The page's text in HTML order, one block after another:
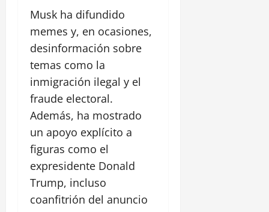
Musk ha difundido
memes y, en ocasiones,
desinformación sobre
temas como la
inmigración ilegal y el
fraude electoral.
Además, ha mostrado
un apoyo explícito a
figuras como el
expresidente Donald
Trump, incluso
coanfitrión del anuncio